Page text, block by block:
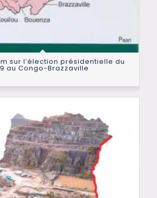
sur l’élection présidentielle du
au Congo-Brazzaville